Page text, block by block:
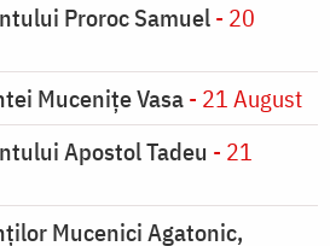
Proroc Samuel- 20
Mucenițe Vasa- 21 August
Apostol Tadeu - 21
Mucenici Agatonic,